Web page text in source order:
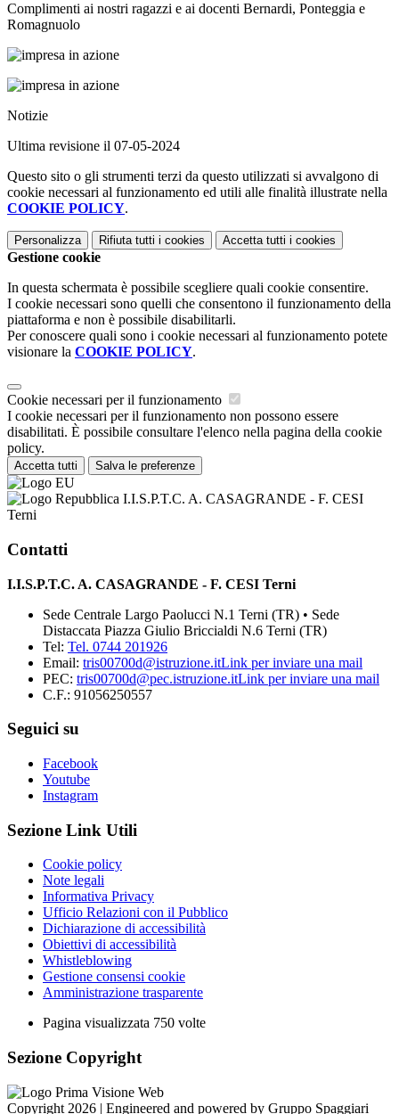
Complimenti ai nostri ragazzi e ai docenti Bernardi, Ponteggia e
Romagnuolo
Notizie
Ultima revisione il 07-05-2024
Questo sito o gli strumenti terzi da questo utilizzati si avvalgono di
cookie necessari al funzionamento ed utili alle finalità illustrate nella
COOKIE POLICY.
Personalizza Rifiuta tutti i cookies Accetta tutti i cookies
Gestione cookie
In questa schermata è possibile scegliere quali cookie consentire.
I cookie necessari sono quelli che consentono il funzionamento della
piattaforma e non è possibile disabilitarli.
Per conoscere quali sono i cookie necessari al funzionamento potete
visionare la COOKIE POLICY.
Cookie necessari per il funzionamento
I cookie necessari per il funzionamento non possono essere
disabilitati. È possibile consultare l'elenco nella pagina della cookie
policy.
Accetta tutti Salva le preferenze
I.I.S.P.T.C. A. CASAGRANDE - F. CESI
Terni
Contatti
I.I.S.P.T.C. A. CASAGRANDE - F. CESI Terni
Sede Centrale Largo Paolucci N.1 Terni (TR) • Sede
Distaccata Piazza Giulio Briccialdi N.6 Terni (TR)
Tel: Tel. 0744 201926
Email: tris00700d@istruzione.itLink per inviare una mail
PEC: tris00700d@pec.istruzione.itLink per inviare una mail
C.F.: 91056250557
Seguici su
Facebook
Youtube
Instagram
Sezione Link Utili
Cookie policy
Note legali
Informativa Privacy
Ufficio Relazioni con il Pubblico
Dichiarazione di accessibilità
Obiettivi di accessibilità
Whistleblowing
Gestione consensi cookie
Amministrazione trasparente
Pagina visualizzata 750 volte
Sezione Copyright
Copyright 2026 | Engineered and powered by Gruppo Spaggiari